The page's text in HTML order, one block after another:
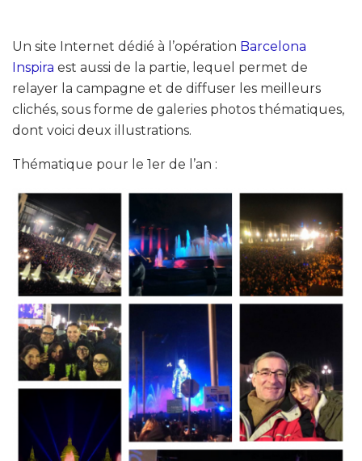
Un site Internet dédié à l’opération Barcelona
Inspira est aussi de la partie, lequel permet de
relayer la campagne et de diffuser les meilleurs
clichés, sous forme de galeries photos thématiques,
dont voici deux illustrations.
Thématique pour le 1er de l’an :